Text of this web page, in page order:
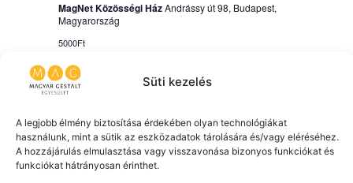
Süti kezelés
A legjobb élmény biztosítása érdekében olyan technológiákat
használunk, mint a sütik az eszközadatok tárolására és/vagy eléréséhez.
A hozzájárulás elmulasztása vagy visszavonása bizonyos funkciókat és
funkciókat hátrányosan érinthet.
MagNet Közösségi HázAndrássy út 98, Budapest,
Magyarország
5000Ft
október 2025
KED
28 Őszi Gestalt Kóstoló #2
2025. október 28-19:00 20:30
MagNet Közösségi Ház
Magyarország